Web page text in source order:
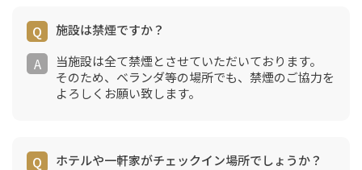
施設は禁煙ですか？
当施設は全て禁煙とさせていただいております。
そのため、ベランダ等の場所でも、禁煙のご協力を
よろしくお願い致します。
ホテルや一軒家がチェックイン場所でしょうか？